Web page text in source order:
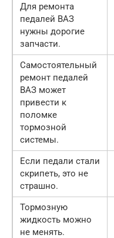
Для ремонта
педалей ВАЗ
нужны дорогие
запчасти.
Самостоятельный
ремонт педалей
ВАЗ может
привести к
поломке
тормозной
системы.
Если педали стали
скрипеть, это не
страшно.
Тормозную
жидкость можно
не менять.